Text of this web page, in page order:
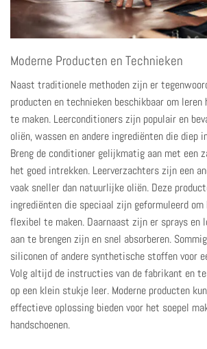
Moderne Producten en Technieken
Naast traditionele methoden zijn er
producten en technieken beschikbaar om leren
te maken. Leerconditioners zijn populair en
oliën, wassen en andere ingrediënten die diep
Breng de conditioner gelijkmatig aan met een
het goed intrekken. Leerverzachters zijn een
vaak sneller dan natuurlijke oliën. Deze
ingrediënten die speciaal zijn geformuleerd
flexibel te maken. Daarnaast zijn er sprays en
aan te brengen zijn en snel absorberen.
siliconen of andere synthetische stoffen voor
Volg altijd de instructies van de fabrikant en
op een klein stukje leer. Moderne producten
effectieve oplossing bieden voor het soepel
handschoenen.